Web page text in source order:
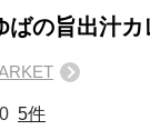
ばの旨出汁
5件